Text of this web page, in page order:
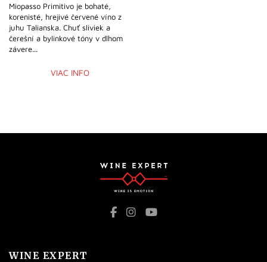
Miopasso Primitivo je bohaté,
korenisté, hrejivé červené víno z
juhu Talianska. Chuť sliviek a
čerešní a bylinkové tóny v dlhom
závere...
VIAC INFO
WINE EXPERT